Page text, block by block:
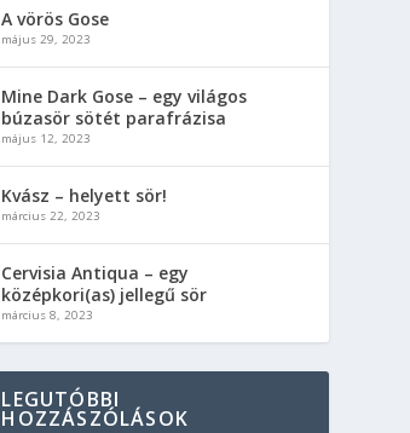
A vörös Gose
május 29, 2023
Mine Dark Gose – egy világos
búzasör sötét parafrázisa
május 12, 2023
Kvász – helyett sör!
március 22, 2023
Cervisia Antiqua – egy
középkori(as) jellegű sör
március 8, 2023
LEGUTÓBBI
HOZZÁSZÓLÁSOK